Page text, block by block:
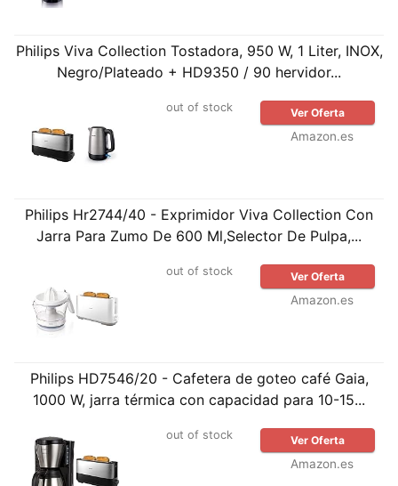
Philips Viva Collection Tostadora, 950 W, 1 Liter, INOX,
Negro/Plateado + HD9350 / 90 hervidor...
out of stock Ver Oferta
Amazon.es
Philips Hr2744/40 - Exprimidor Viva Collection Con
Jarra Para Zumo De 600 Ml,Selector De Pulpa,...
out of stock Ver Oferta
Amazon.es
Philips HD7546/20 - Cafetera de goteo café Gaia,
1000 W, jarra térmica con capacidad para 10-15...
out of stock Ver Oferta
Amazon.es